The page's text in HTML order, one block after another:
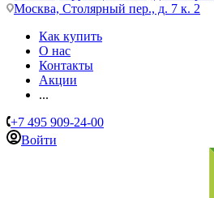
Москва, Столярный пер., д. 7 к. 2
Как купить
О нас
Контакты
Акции
...
+7 495 909-24-00
Войти